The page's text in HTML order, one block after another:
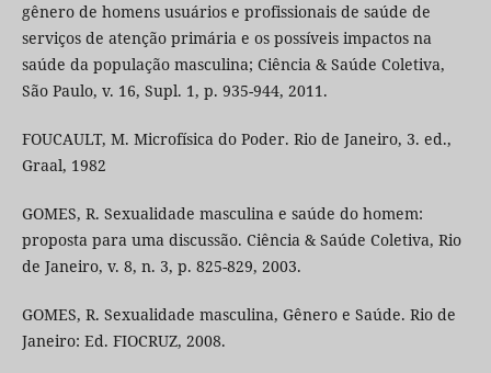
gênero de homens usuários e profissionais de saúde de
serviços de atenção primária e os possíveis impactos na
saúde da população masculina; Ciência & Saúde Coletiva,
São Paulo, v. 16, Supl. 1, p. 935-944, 2011.
FOUCAULT, M. Microfísica do Poder. Rio de Janeiro, 3. ed.,
Graal, 1982
GOMES, R. Sexualidade masculina e saúde do homem:
proposta para uma discussão. Ciência & Saúde Coletiva, Rio
de Janeiro, v. 8, n. 3, p. 825-829, 2003.
GOMES, R. Sexualidade masculina, Gênero e Saúde. Rio de
Janeiro: Ed. FIOCRUZ, 2008.